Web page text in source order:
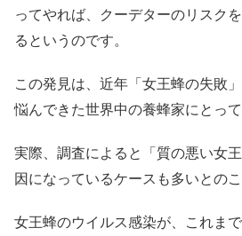
ってやれば、クーデターのリスク
るというのです。
この発見は、近年「女王蜂の失敗
悩んできた世界中の養蜂家にとっ
実際、調査によると「質の悪い女
因になっているケースも多いとのこ
女王蜂のウイルス感染が、これま